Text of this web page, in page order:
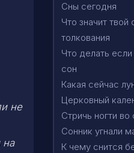
не
на
Сны сегодня
Что значит
толкования
Что делать
сон
Какая сейчас
Церковный
Стричь ногти во
Сонник угнали
К чему снится